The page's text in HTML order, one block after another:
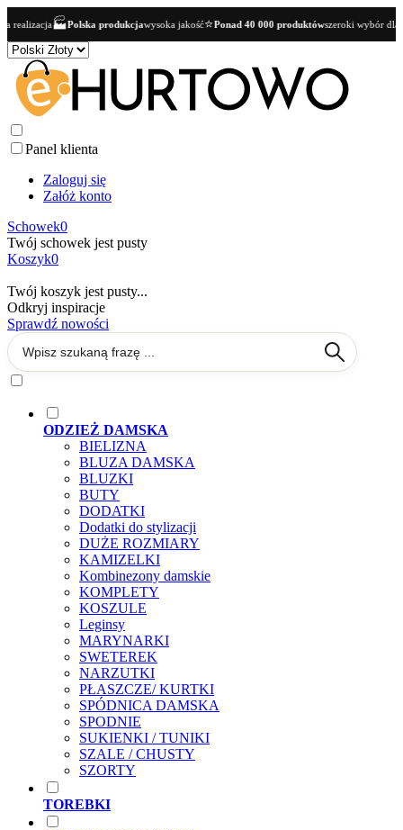
produkcjawysoka jakość⭐Ponad 40 000 produktówszeroki wybór dla butików👥Oferta
Panel klienta
Zaloguj się
Załóż konto
Schowek0
Twój schowek jest pusty
Koszyk0
Twój koszyk jest pusty...
Odkryj inspiracje
Sprawdź nowości
ODZIEŻ DAMSKA
BIELIZNA
BLUZA DAMSKA
BLUZKI
BUTY
DODATKI
Dodatki do stylizacji
DUŻE ROZMIARY
KAMIZELKI
Kombinezony damskie
KOMPLETY
KOSZULE
Leginsy
MARYNARKI
SWETEREK
NARZUTKI
PŁASZCZE/ KURTKI
SPÓDNICA DAMSKA
SPODNIE
SUKIENKI / TUNIKI
SZALE / CHUSTY
SZORTY
TOREBKI